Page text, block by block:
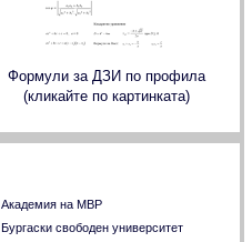
Формули за ДЗИ по профила
(кликайте по картинката)
Академия на МВР
Бургаски свободен университет